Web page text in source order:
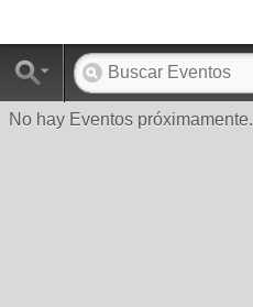
No hay Eventos próximamente.